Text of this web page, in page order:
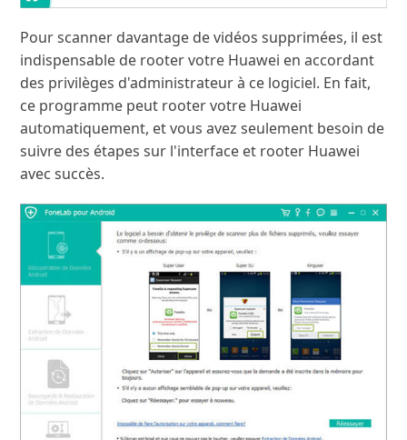
Pour scanner davantage de vidéos supprimées, il est
indispensable de rooter votre Huawei en accordant
des privilèges d'administrateur à ce logiciel. En fait,
ce programme peut rooter votre Huawei
automatiquement, et vous avez seulement besoin de
suivre des étapes sur l'interface et rooter Huawei
avec succès.